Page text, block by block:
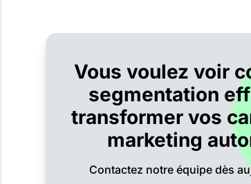
Vous voulez voir
segmentation
transformer vos
marketing
Contactez notre équipe dès